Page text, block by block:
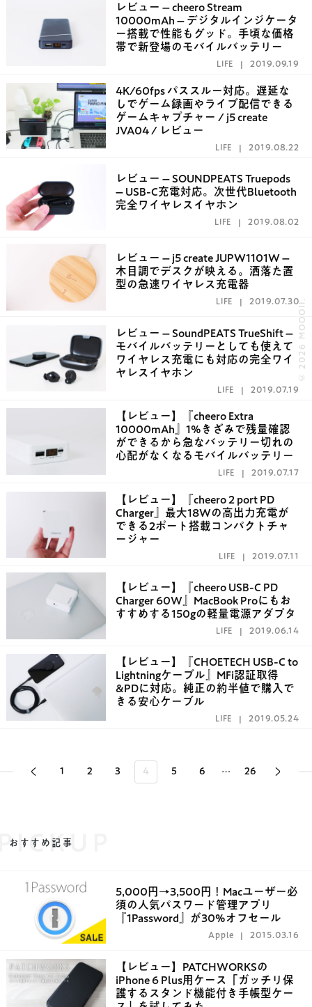
レビュー – cheero Stream
10000mAh – デジタルインジケータ
ー搭載で性能もグッド。手頃な価格
帯で新登場のモバイルバッテリー
LIFE 2019.09.19
4K/60fps パススルー対応。遅延な
しでゲーム録画やライブ配信できる
ゲームキャプチャー / j5 create
JVA04 / レビュー
LIFE 2019.08.22
レビュー – SOUNDPEATS Truepods
– USB-C充電対応。次世代Bluetooth
完全ワイヤレスイヤホン
LIFE 2019.08.02
レビュー – j5 create JUPW1101W –
木目調でデスクが映える。洒落た置
型の急速ワイヤレス充電器
LIFE 2019.07.30
レビュー – SoundPEATS TrueShift –
モバイルバッテリーとしても使えて
ワイヤレス充電にも対応の完全ワイ
ヤレスイヤホン
LIFE 2019.07.19
【レビュー】『cheero Extra
10000mAh』1%きざみで残量確認
ができるから急なバッテリー切れの
心配がなくなるモバイルバッテリー
LIFE 2019.07.17
【レビュー】『cheero 2 port PD
Charger』最大18Wの高出力充電が
できる2ポート搭載コンパクトチャ
ージャー
LIFE 2019.07.11
【レビュー】『cheero USB-C PD
Charger 60W』MacBook Proにもお
すすめする150gの軽量電源アダプタ
LIFE 2019.06.14
【レビュー】『CHOETECH USB-C to
Lightningケーブル』MFi認証取得
&PDに対応。純正の約半値で購入で
きる安心ケーブル
LIFE 2019.05.24
1 2 3 4 5 6 … 26
おすすめ記事
5,000円→3,500円！Macユーザー必
須の人気パスワード管理アプリ
『1Password』が30%オフセール
Apple 2015.03.16
【レビュー】PATCHWORKSの
iPhone 6 Plus用ケース「ガッチリ保
護するスタンド機能付き手帳型ケー
© 2026 MOOOII.